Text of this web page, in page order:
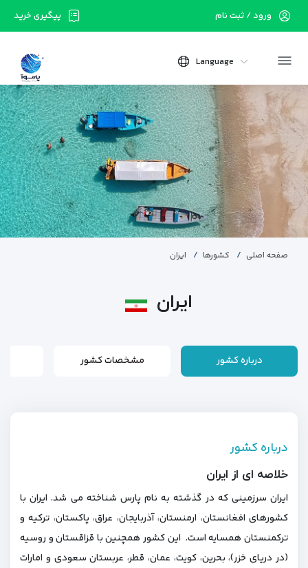
پیگیری خرید ورود / ثبت نام
Language
صفحه اصلی کشورها ایران
ایران
درباره کشور مشخصات کشور
درباره کشور
خلاصه ای از ایران
ایران سرزمینی که در گذشته به نام پارس شناخته می شد. ایران با
کشورهای افغانستان، ارمنستان، آذربایجان، عراق، پاکستان، ترکیه و
ترکمنستان همسایه است. این کشور همچنین با قزاقستان و روسیه
(در دریای خزر)، بحرین، کویت، عمان، قطر، عربستان سعودی و امارات